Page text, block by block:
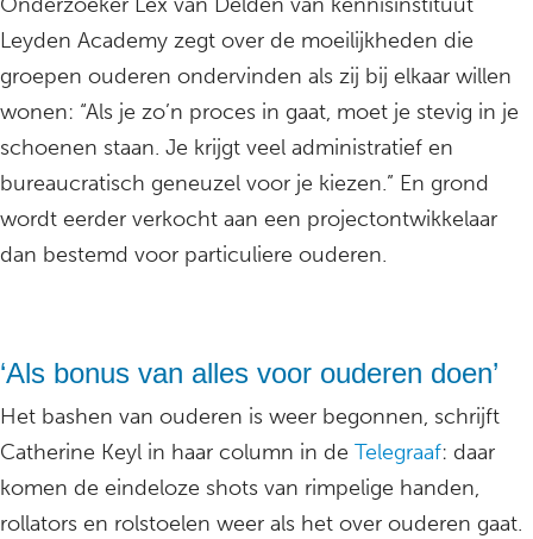
Leyden Academy zegt over de moeilijkheden die
groepen ouderen ondervinden als zij bij elkaar willen
wonen: “Als je zo’n proces in gaat, moet je stevig in je
schoenen staan. Je krijgt veel administratief en
bureaucratisch geneuzel voor je kiezen.” En grond
wordt eerder verkocht aan een projectontwikkelaar
dan bestemd voor particuliere ouderen.
‘Als bonus van alles voor ouderen doen’
Het bashen van ouderen is weer begonnen, schrijft
Catherine Keyl in haar column in de Telegraaf: daar
komen de eindeloze shots van rimpelige handen,
rollators en rolstoelen weer als het over ouderen gaat.